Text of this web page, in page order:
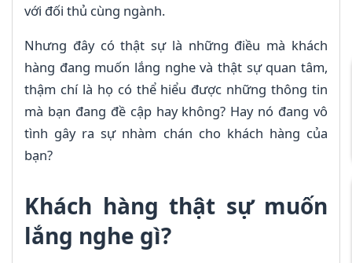
với đối thủ cùng ngành.
Nhưng đây có thật sự là những điều mà khách
hàng đang muốn lắng nghe và thật sự quan tâm,
thậm chí là họ có thể hiểu được những thông tin
mà bạn đang đề cập hay không? Hay nó đang vô
tình gây ra sự nhàm chán cho khách hàng của
bạn?
Khách hàng thật sự muốn
lắng nghe gì?